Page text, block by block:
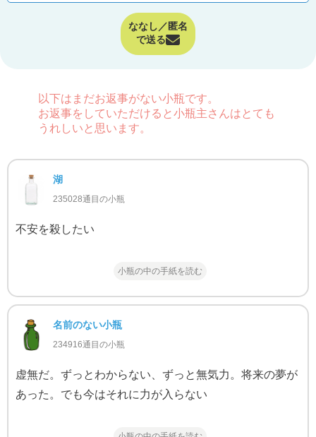
ななし／匿名
で送る
以下はまだお返事がない小瓶です。
お返事をしていただけると小瓶主さんはとても
うれしいと思います。
湖
235028通目の小瓶
不安を殺したい
小瓶の中の手紙を読む
名前のない小瓶
234916通目の小瓶
虚無だ。ずっとわからない、ずっと無気力。将来の夢が
あった。でも今はそれに力が入らない